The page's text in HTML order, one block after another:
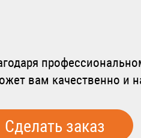
вам качественно и
Сделать заказ